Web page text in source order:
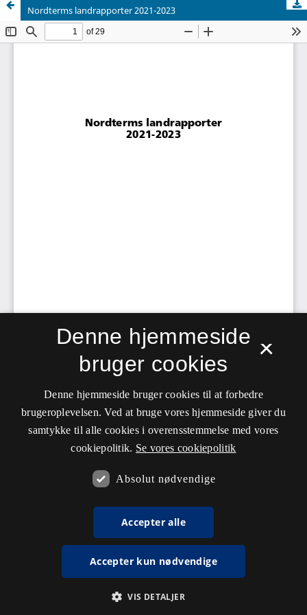
Nordterms landrapporter 2021-2023
×
Denne hjemmeside
bruger cookies
Denne hjemmeside bruger cookies til at forbedre
brugeroplevelsen. Ved at bruge vores hjemmeside giver du
samtykke til alle cookies i overensstemmelse med vores
cookiepolitik. Se vores cookiepolitik
Absolut nødvendige
Accepter alle
Accepter kun nødvendige
VIS DETALJER